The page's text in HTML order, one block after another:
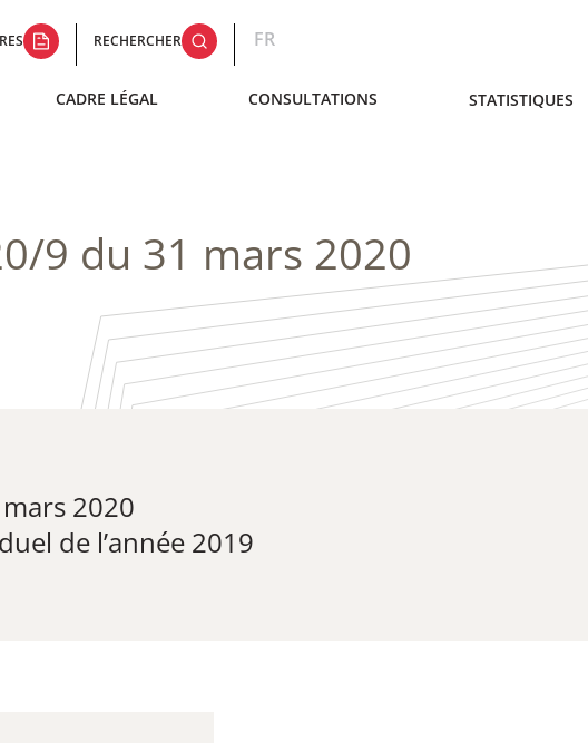
RECHERCHER FR
CADRE LÉGAL CONSULTATIONS STATISTIQUES
9 du 31 mars 2020
2020
de l’année 2019